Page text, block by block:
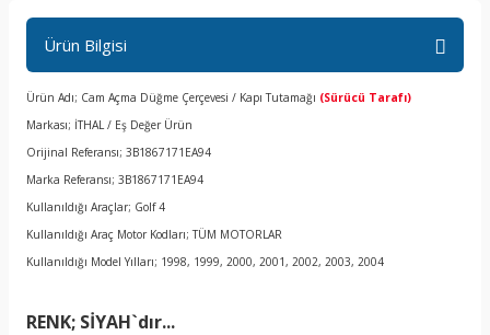
Ürün Bilgisi
Ürün Adı; Cam Açma Düğme Çerçevesi / Kapı Tutamağı (Sürücü Tarafı)
Markası; İTHAL / Eş Değer Ürün
Orijinal Referansı; 3B1867171EA94
Marka Referansı; 3B1867171EA94
Kullanıldığı Araçlar; Golf 4
Kullanıldığı Araç Motor Kodları; TÜM MOTORLAR
Kullanıldığı Model Yılları; 1998, 1999, 2000, 2001, 2002, 2003, 2004
RENK; SİYAH`dır...